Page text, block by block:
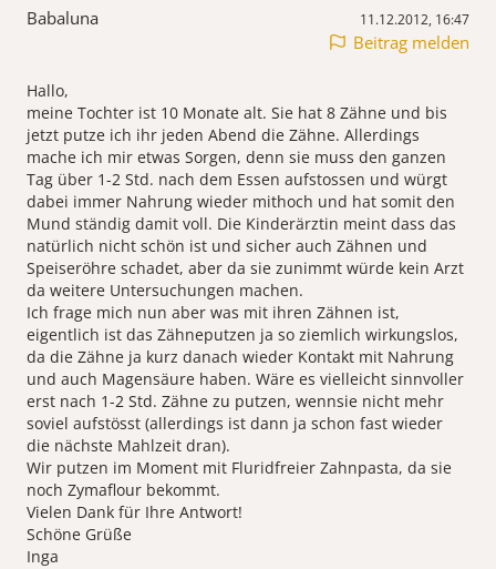
Babaluna 11.12.2012, 16:47
Beitrag melden
Hallo,
meine Tochter ist 10 Monate alt. Sie hat 8 Zähne und bis
jetzt putze ich ihr jeden Abend die Zähne. Allerdings
mache ich mir etwas Sorgen, denn sie muss den ganzen
Tag über 1-2 Std. nach dem Essen aufstossen und würgt
dabei immer Nahrung wieder mithoch und hat somit den
Mund ständig damit voll. Die Kinderärztin meint dass das
natürlich nicht schön ist und sicher auch Zähnen und
Speiseröhre schadet, aber da sie zunimmt würde kein Arzt
da weitere Untersuchungen machen.
Ich frage mich nun aber was mit ihren Zähnen ist,
eigentlich ist das Zähneputzen ja so ziemlich wirkungslos,
da die Zähne ja kurz danach wieder Kontakt mit Nahrung
und auch Magensäure haben. Wäre es vielleicht sinnvoller
erst nach 1-2 Std. Zähne zu putzen, wennsie nicht mehr
soviel aufstösst (allerdings ist dann ja schon fast wieder
die nächste Mahlzeit dran).
Wir putzen im Moment mit Fluridfreier Zahnpasta, da sie
noch Zymaflour bekommt.
Vielen Dank für Ihre Antwort!
Schöne Grüße
Inga